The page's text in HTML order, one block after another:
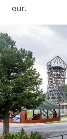
eur.